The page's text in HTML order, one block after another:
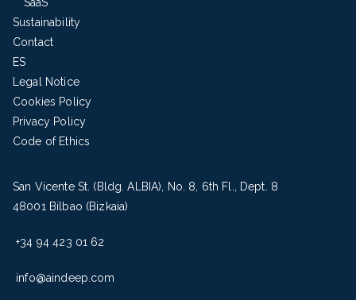
Sustainability
Contact
ES
Legal Notice
Cookies Policy
Privacy Policy
Code of Ethics
San Vicente St. (Bldg. ALBIA), No. 8, 6th Fl., Dept. 8
48001 Bilbao (Bizkaia)
+34 94 423 01 62
info@aindeep.com